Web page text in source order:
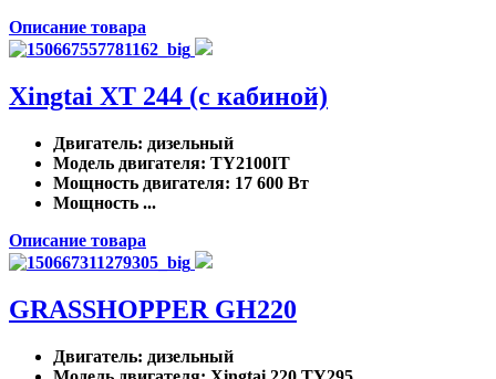
Описание товара
Xingtai ХТ 244 (с кабиной)
Двигатель: дизельный
Модель двигателя: TY2100IT
Мощность двигателя: 17 600 Вт
Мощность ...
Описание товара
GRASSHOPPER GH220
Двигатель: дизельный